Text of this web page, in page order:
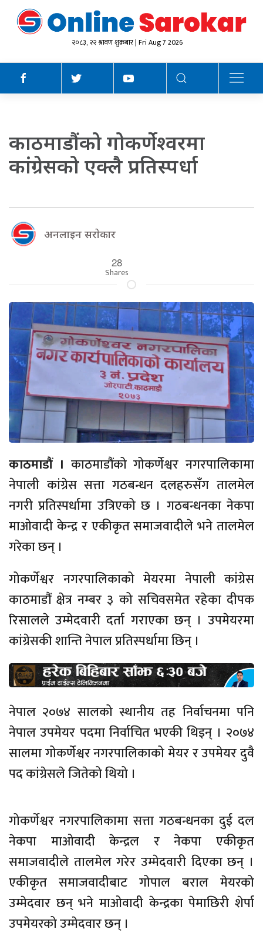
२०८३, २२ श्रावण शुक्रबार | Fri Aug 7 2026
काठमाडौंको गोकर्णेश्वरमा
कांग्रेसको एक्लै प्रतिस्पर्धा
अनलाइन सराेकार
28
Shares
काठमाडौं । काठमाडौंको गोकर्णेश्वर नगरपालिकामा
नेपाली कांग्रेस सत्ता गठबन्धन दलहरुसँग तालमेल
नगरी प्रतिस्पर्धामा उत्रिएको छ । गठबन्धनका नेकपा
माओवादी केन्द्र र एकीकृत समाजवादीले भने तालमेल
गरेका छन् ।
गोकर्णेश्वर नगरपालिकाको मेयरमा नेपाली कांग्रेस
काठमाडौं क्षेत्र नम्बर ३ को सचिवसमेत रहेका दीपक
रिसालले उम्मेदवारी दर्ता गराएका छन् । उपमेयरमा
कांग्रेसकी शान्ति नेपाल प्रतिस्पर्धामा छिन् ।
नेपाल २०७४ सालको स्थानीय तह निर्वाचनमा पनि
नेपाल उपमेयर पदमा निर्वाचित भएकी थिइन् । २०७४
सालमा गोकर्णेश्वर नगरपालिकाको मेयर र उपमेयर दुवै
पद कांग्रेसले जितेको थियो ।
गोकर्णेश्वर नगरपालिकामा सत्ता गठबन्धनका दुई दल
नेकपा माओवादी केन्द्रल र नेकपा एकीकृत
समाजवादीले तालमेल गरेर उम्मेदवारी दिएका छन् ।
एकीकृत समाजवादीबाट गोपाल बराल मेयरको
उम्मेदवार छन् भने माओवादी केन्द्रका पेमाछिरी शेर्पा
उपमेयरको उम्मेदवार छन् ।